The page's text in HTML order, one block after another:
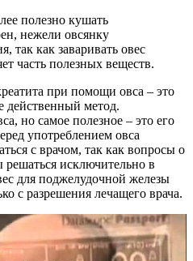
полезно кушать
нежели овсянку
так как заваривать овес
часть полезных веществ.
при помощи овса – это
действенный метод.
но самое полезное – это его
употреблением овса
с врачом, так как вопросы о
исключительно в
для поджелудочной железы
с разрешения лечащего врача.